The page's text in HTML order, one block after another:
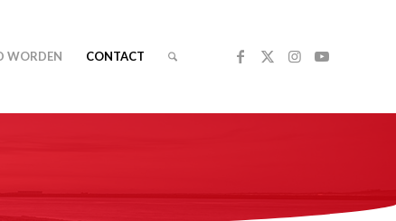
WORDEN CONTACT